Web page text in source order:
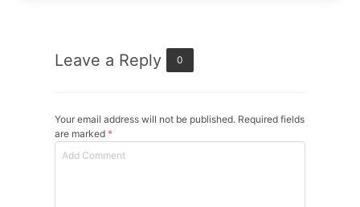
Leave a Reply 0
Your email address will not be published. Required fields
are marked *